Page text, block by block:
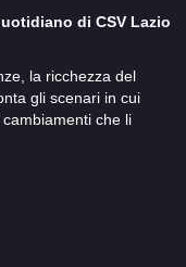
di CSV Lazio
la ricchezza del
gli scenari in cui
che li